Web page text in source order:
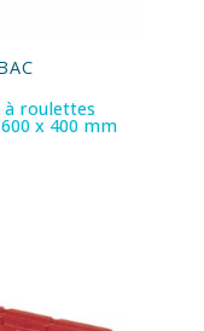
roulettes
x 400 mm